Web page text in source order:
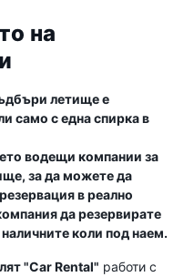
на
летищее
само с една спирка в
водещи компании за
, за да можете да
в реално
да резервирате
коли под наем.
"Car Rental" работи с